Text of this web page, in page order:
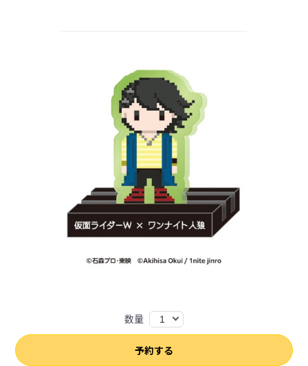
数量 1
予約する